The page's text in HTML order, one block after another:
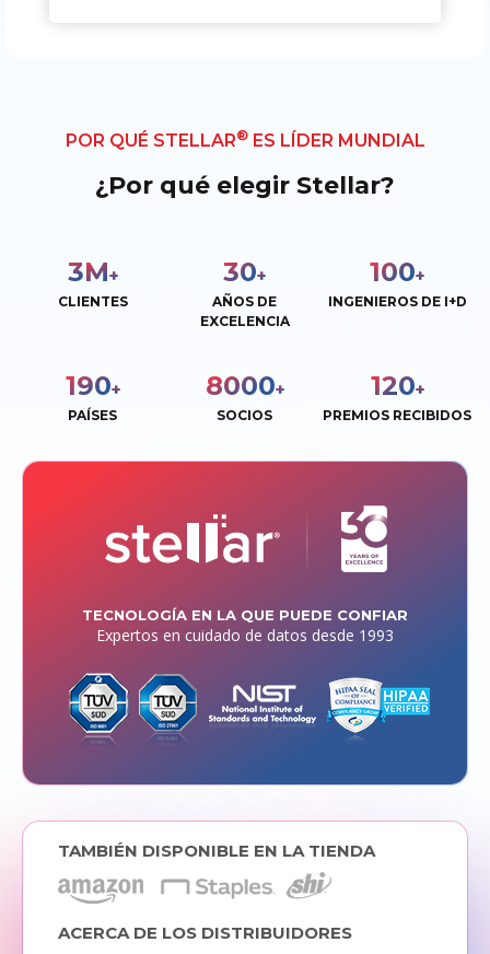
POR QUÉ STELLAR®ES LÍDER MUNDIAL
¿Por qué elegir Stellar?
3M+
CLIENTES
30+
AÑOS DE
EXCELENCIA
100+
INGENIEROS DE I+D
190+
PAÍSES
8000+
SOCIOS
120+
PREMIOS RECIBIDOS
TECNOLOGÍA EN LA QUE PUEDE CONFIAR
Expertos en cuidado de datos desde 1993
TAMBIÉN DISPONIBLE EN LA TIENDA
ACERCA DE LOS DISTRIBUIDORES